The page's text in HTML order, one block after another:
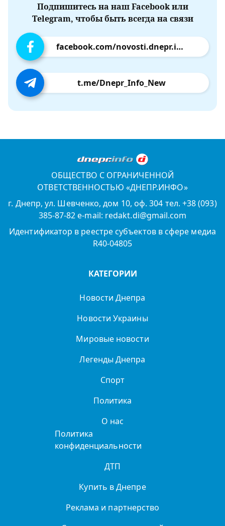
Подпишитесь на наш Facebook или
Telegram, чтобы быть всегда на связи
facebook.com/novosti.dnepr.info
t.me/Dnepr_Info_New
ОБЩЕСТВО С ОГРАНИЧЕННОЙ
ОТВЕТСТВЕННОСТЬЮ «ДНЕПР.ИНФО»
г. Днепр, ул. Шевченко, дом 10, оф. 304 тел. +38 (093)
385-87-82 e-mail: redakt.di@gmail.com
Идентификатор в реестре субъектов в сфере медиа
R40-04805
КАТЕГОРИИ
Новости Днепра
Новости Украины
Мировые новости
Легенды Днепра
Спорт
Политика
О нас
Политика
конфиденциальности
ДТП
Купить в Днепре
Реклама и партнерство